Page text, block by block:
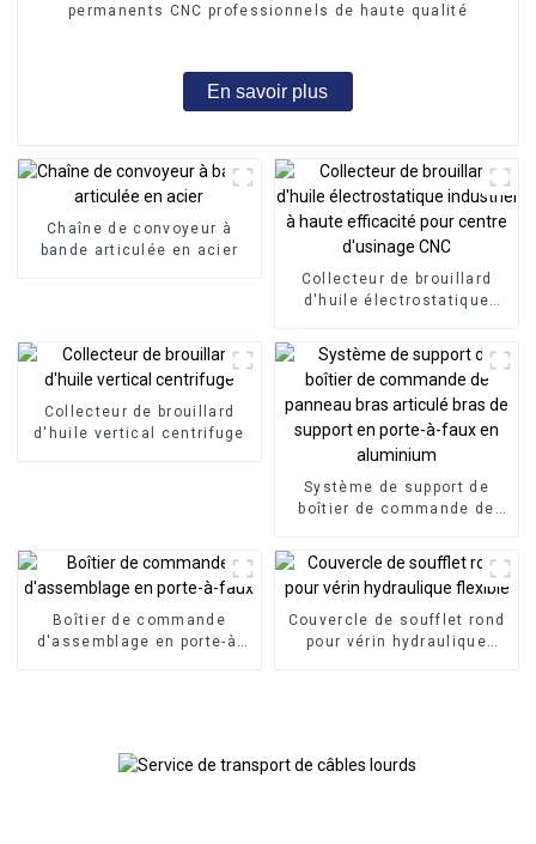
permanents CNC professionnels de haute qualité
En savoir plus
Chaîne de convoyeur à
bande articulée en acier
Collecteur de brouillard
d'huile électrostatique
efficacité pour centre
d'usinage CNC
Collecteur de brouillard
d'huile vertical centrifuge
Système de support de
boîtier de commande de
de support en porte-à-faux
en aluminium
Boîtier de commande
d'assemblage en porte-à-
Couvercle de soufflet rond
pour vérin hydraulique